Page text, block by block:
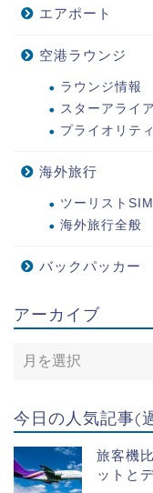
エアポート
空港ラウンジ
ラウンジ情報
スターアライ
プライオリテ
海外旅行
ツーリストSIM
海外旅行全般
バックパッカー
アーカイブ
今日の人気記事(
旅客機
ットと